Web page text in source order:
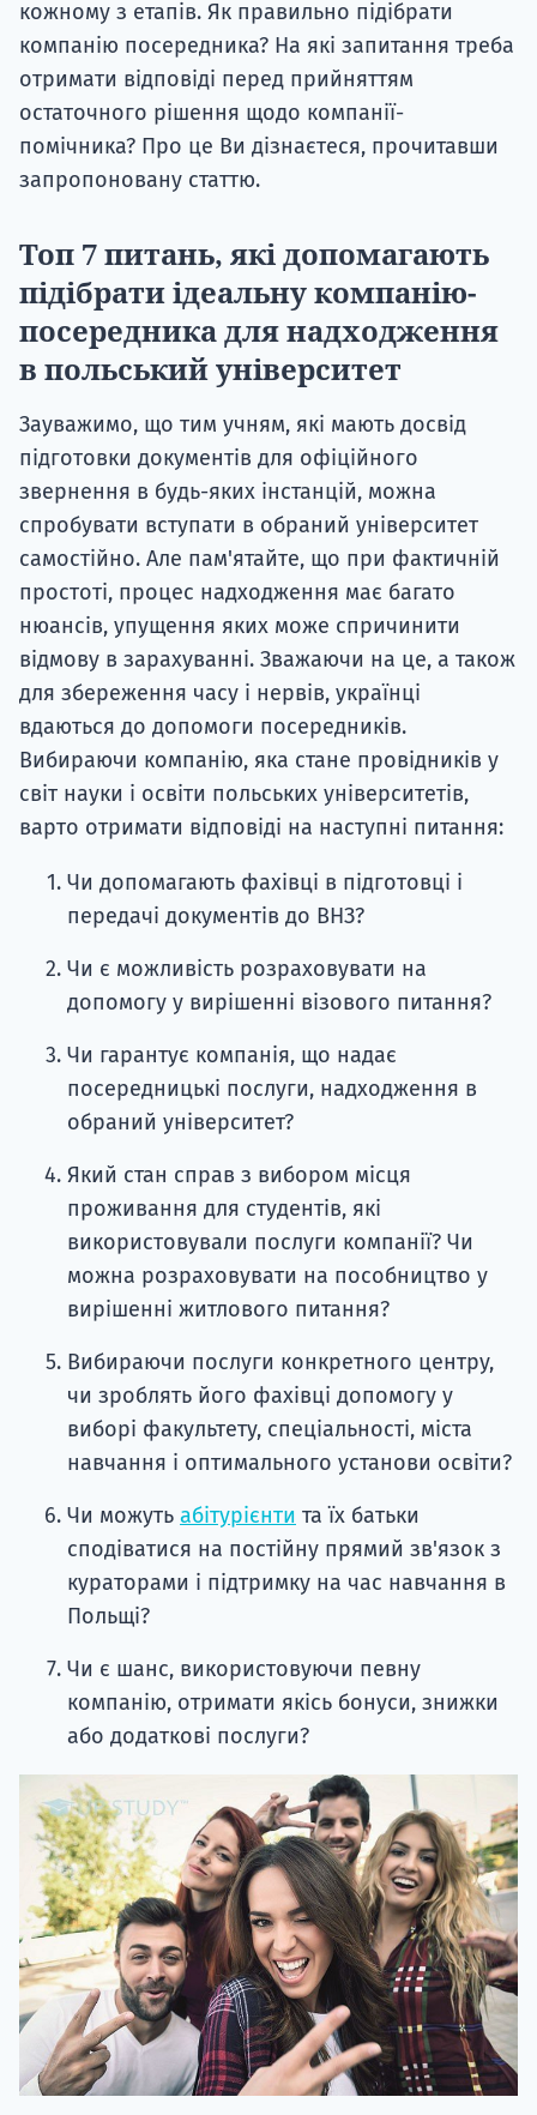
кожному з етапів. Як правильно підібрати
компанію посередника? На які запитання треба
отримати відповіді перед прийняттям
остаточного рішення щодо компанії-
помічника? Про це Ви дізнаєтеся, прочитавши
запропоновану статтю.
Топ 7 питань, які допомагають
підібрати ідеальну компанію-
посередника для надходження
в польський університет
Зауважимо, що тим учням, які мають досвід
підготовки документів для офіційного
звернення в будь-яких інстанцій, можна
спробувати вступати в обраний університет
самостійно. Але пам'ятайте, що при фактичній
простоті, процес надходження має багато
нюансів, упущення яких може спричинити
відмову в зарахуванні. Зважаючи на це, а також
для збереження часу і нервів, українці
вдаються до допомоги посередників.
Вибираючи компанію, яка стане провідників у
світ науки і освіти польських університетів,
варто отримати відповіді на наступні питання:
Чи допомагають фахівці в підготовці і
передачі документів до ВНЗ?
Чи є можливість розраховувати на
допомогу у вирішенні візового питання?
Чи гарантує компанія, що надає
посередницькі послуги, надходження в
обраний університет?
Який стан справ з вибором місця
проживання для студентів, які
використовували послуги компанії? Чи
можна розраховувати на пособництво у
вирішенні житлового питання?
Вибираючи послуги конкретного центру,
чи зроблять його фахівці допомогу у
виборі факультету, спеціальності, міста
навчання і оптимального установи освіти?
Чи можуть абітурієнти та їх батьки
сподіватися на постійну прямий зв'язок з
кураторами і підтримку на час навчання в
Польщі?
Чи є шанс, використовуючи певну
компанію, отримати якісь бонуси, знижки
або додаткові послуги?